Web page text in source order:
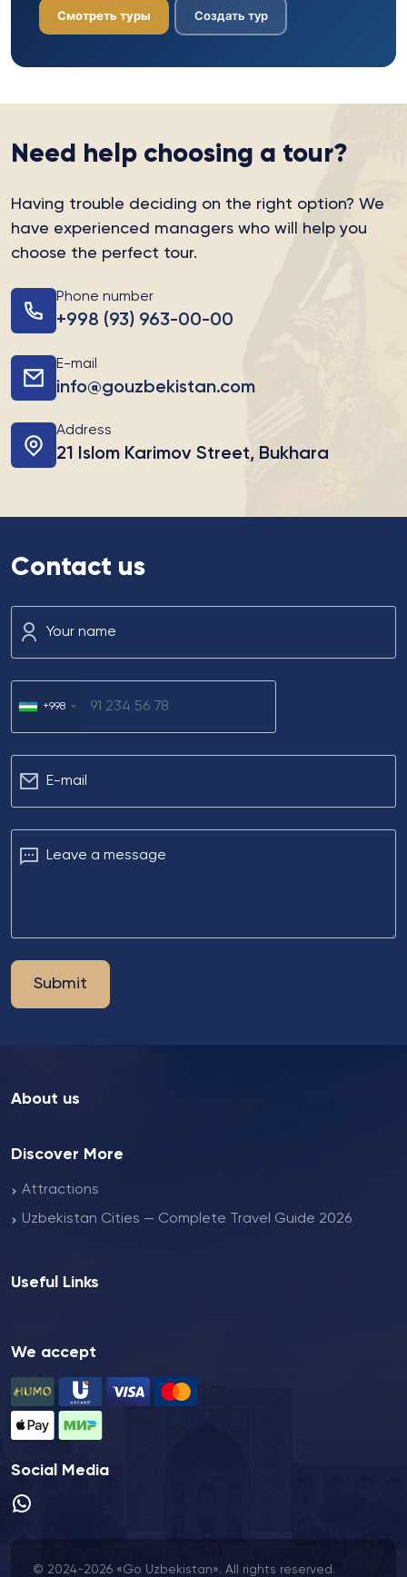
Смотреть туры Создать тур
Need help choosing a tour?
Having trouble deciding on the right option? We
have experienced managers who will help you
choose the perfect tour.
Phone number
+998 (93) 963-00-00
E-mail
info@gouzbekistan.com
Address
21 Islom Karimov Street, Bukhara
Contact us
Your name
+998
Е-mail
Leave a message
Submit
About us
Discover More
Attractions
Uzbekistan Cities — Complete Travel Guide 2026
Useful Links
We accept
Social Media
© 2024-2026 «Go Uzbekistan». All rights reserved.